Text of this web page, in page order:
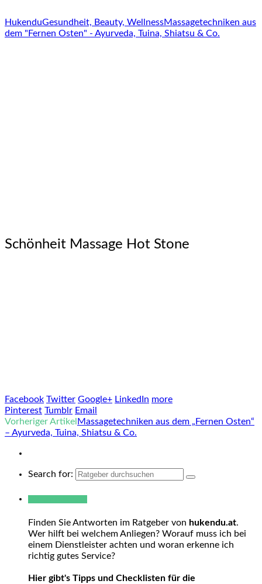
HukenduGesundheit, Beauty, WellnessMassagetechniken aus
dem "Fernen Osten" - Ayurveda, Tuina, Shiatsu & Co.
Schönheit Massage Hot Stone
Facebook Twitter Google+ LinkedIn more
Pinterest Tumblr Email
Vorheriger Artikel Massagetechniken aus dem „Fernen Osten“
– Ayurveda, Tuina, Shiatsu & Co.
Search for:
Finden Sie Antworten im Ratgeber von hukendu.at.
Wer hilft bei welchem Anliegen? Worauf muss ich bei
einem Dienstleister achten und woran erkenne ich
richtig gutes Service?
Hier gibt's Tipps und Checklisten für die